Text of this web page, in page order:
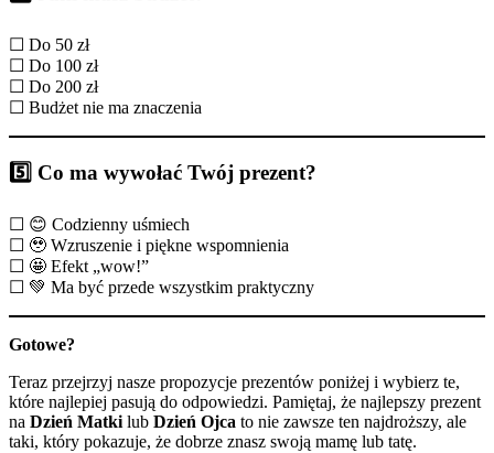
☐ Do 50 zł
☐ Do 100 zł
☐ Do 200 zł
☐ Budżet nie ma znaczenia
5️⃣ Co ma wywołać Twój prezent?
☐ 😊 Codzienny uśmiech
☐ 🥹 Wzruszenie i piękne wspomnienia
☐ 🤩 Efekt „wow!”
☐ 💚 Ma być przede wszystkim praktyczny
Gotowe?
Teraz przejrzyj nasze propozycje prezentów poniżej i wybierz te,
które najlepiej pasują do odpowiedzi. Pamiętaj, że najlepszy prezent
na Dzień Matki lub Dzień Ojca to nie zawsze ten najdroższy, ale
taki, który pokazuje, że dobrze znasz swoją mamę lub tatę.